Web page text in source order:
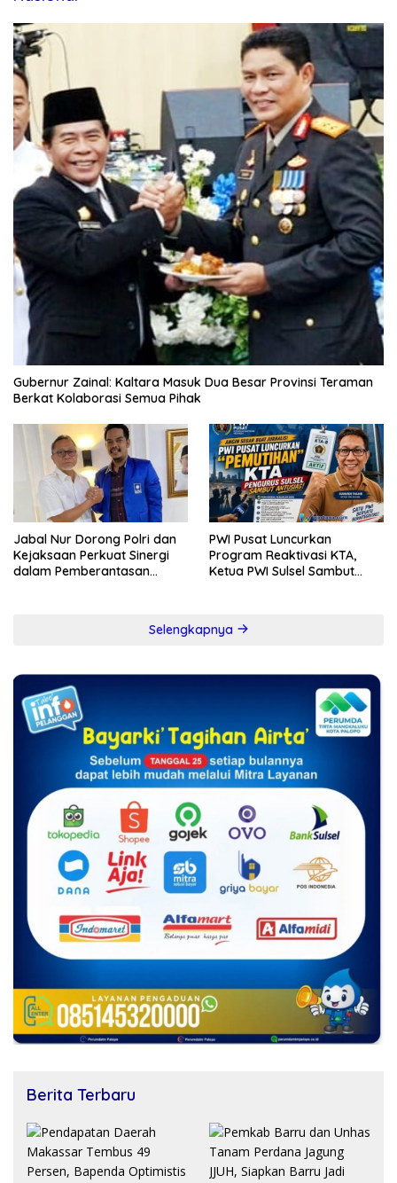
Gubernur Zainal: Kaltara Masuk Dua Besar Provinsi Teraman
Berkat Kolaborasi Semua Pihak
Jabal Nur Dorong Polri dan
Kejaksaan Perkuat Sinergi
dalam Pemberantasan
PWI Pusat Luncurkan
Program Reaktivasi KTA,
Ketua PWI Sulsel Sambut
Selengkapnya
Berita Terbaru